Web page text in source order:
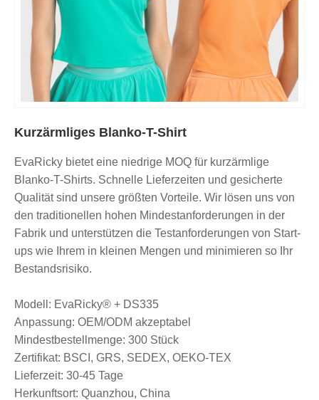
Kurzärmliges Blanko-T-Shirt
EvaRicky bietet eine niedrige MOQ für kurzärmlige
Blanko-T-Shirts. Schnelle Lieferzeiten und gesicherte
Qualität sind unsere größten Vorteile. Wir lösen uns von
den traditionellen hohen Mindestanforderungen in der
Fabrik und unterstützen die Testanforderungen von Start-
ups wie Ihrem in kleinen Mengen und minimieren so Ihr
Bestandsrisiko.
Modell: EvaRicky® + DS335
Anpassung: OEM/ODM akzeptabel
Mindestbestellmenge: 300 Stück
Zertifikat: BSCI, GRS, SEDEX, OEKO-TEX
Lieferzeit: 30-45 Tage
Herkunftsort: Quanzhou, China